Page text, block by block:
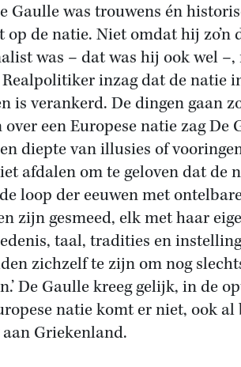
Gaulle was trouwens én
op de natie. Niet omdat hij zo’n
was – dat was hij ook wel
inzag dat de natie
is verankerd. De dingen gaan
over een Europese natie zag De
diepte van illusies of
afdalen om te geloven dat de
loop der eeuwen met
zijn gesmeed, elk met haar
taal, tradities en
zichzelf te zijn om nog
De Gaulle kreeg gelijk, in de
natie komt er niet, ook al
Griekenland.